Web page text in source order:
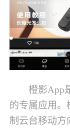
橙影App
的专属应用。
制云台移动方